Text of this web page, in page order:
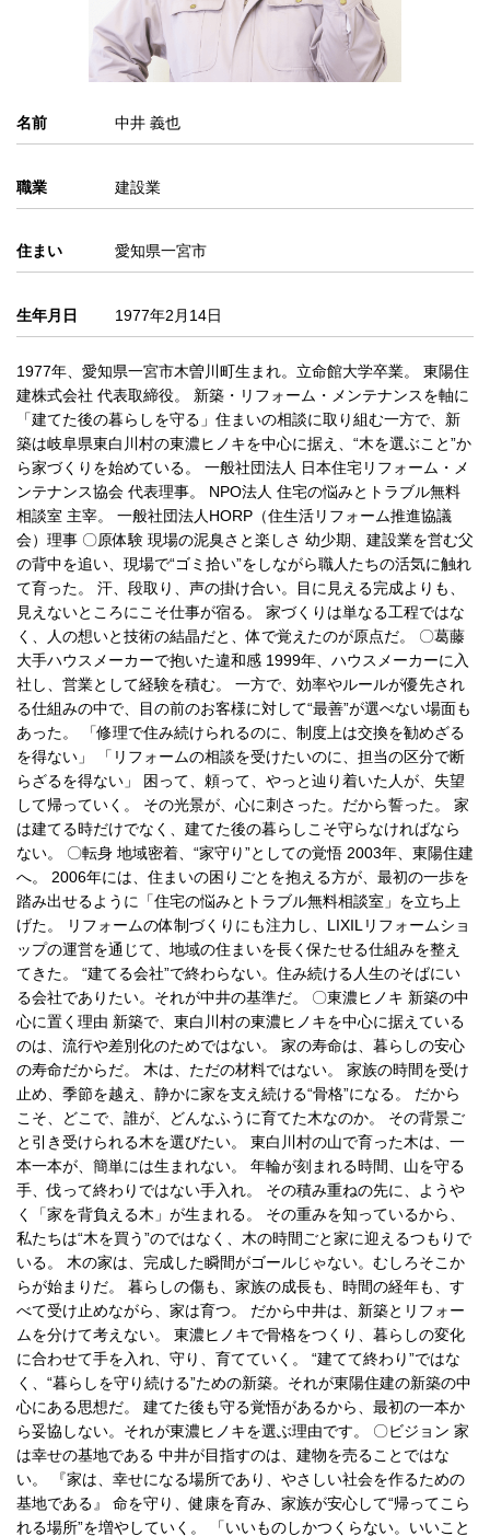
名前 中井 義也
職業 建設業
住まい 愛知県一宮市
生年月日 1977年2月14日
1977年、愛知県一宮市木曽川町生まれ。立命館大学卒業。 東陽住
建株式会社 代表取締役。 新築・リフォーム・メンテナンスを軸に
「建てた後の暮らしを守る」住まいの相談に取り組む一方で、新
築は岐阜県東白川村の東濃ヒノキを中心に据え、“木を選ぶこと”か
ら家づくりを始めている。 一般社団法人 日本住宅リフォーム・メ
ンテナンス協会 代表理事。 NPO法人 住宅の悩みとトラブル無料
相談室 主宰。 一般社団法人HORP（住生活リフォーム推進協議
会）理事 〇原体験 現場の泥臭さと楽しさ 幼少期、建設業を営む父
の背中を追い、現場で“ゴミ拾い”をしながら職人たちの活気に触れ
て育った。 汗、段取り、声の掛け合い。目に見える完成よりも、
見えないところにこそ仕事が宿る。 家づくりは単なる工程ではな
く、人の想いと技術の結晶だと、体で覚えたのが原点だ。 〇葛藤
大手ハウスメーカーで抱いた違和感 1999年、ハウスメーカーに入
社し、営業として経験を積む。 一方で、効率やルールが優先され
る仕組みの中で、目の前のお客様に対して“最善”が選べない場面も
あった。 「修理で住み続けられるのに、制度上は交換を勧めざる
を得ない」 「リフォームの相談を受けたいのに、担当の区分で断
らざるを得ない」 困って、頼って、やっと辿り着いた人が、失望
して帰っていく。 その光景が、心に刺さった。だから誓った。 家
は建てる時だけでなく、建てた後の暮らしこそ守らなければなら
ない。 〇転身 地域密着、“家守り”としての覚悟 2003年、東陽住建
へ。 2006年には、住まいの困りごとを抱える方が、最初の一歩を
踏み出せるように「住宅の悩みとトラブル無料相談室」を立ち上
げた。 リフォームの体制づくりにも注力し、LIXILリフォームショ
ップの運営を通じて、地域の住まいを長く保たせる仕組みを整え
てきた。 “建てる会社”で終わらない。住み続ける人生のそばにい
る会社でありたい。それが中井の基準だ。 〇東濃ヒノキ 新築の中
心に置く理由 新築で、東白川村の東濃ヒノキを中心に据えている
のは、流行や差別化のためではない。 家の寿命は、暮らしの安心
の寿命だからだ。 木は、ただの材料ではない。 家族の時間を受け
止め、季節を越え、静かに家を支え続ける“骨格”になる。 だから
こそ、どこで、誰が、どんなふうに育てた木なのか。 その背景ご
と引き受けられる木を選びたい。 東白川村の山で育った木は、一
本一本が、簡単には生まれない。 年輪が刻まれる時間、山を守る
手、伐って終わりではない手入れ。 その積み重ねの先に、ようや
く「家を背負える木」が生まれる。 その重みを知っているから、
私たちは“木を買う”のではなく、木の時間ごと家に迎えるつもりで
いる。 木の家は、完成した瞬間がゴールじゃない。むしろそこか
らが始まりだ。 暮らしの傷も、家族の成長も、時間の経年も、す
べて受け止めながら、家は育つ。 だから中井は、新築とリフォー
ムを分けて考えない。 東濃ヒノキで骨格をつくり、暮らしの変化
に合わせて手を入れ、守り、育てていく。 “建てて終わり”ではな
く、“暮らしを守り続ける”ための新築。それが東陽住建の新築の中
心にある思想だ。 建てた後も守る覚悟があるから、最初の一本か
ら妥協しない。それが東濃ヒノキを選ぶ理由です。 〇ビジョン 家
は幸せの基地である 中井が目指すのは、建物を売ることではな
い。 『家は、幸せになる場所であり、やさしい社会を作るための
基地である』 命を守り、健康を育み、家族が安心して“帰ってこら
れる場所”を増やしていく。 「いいものしかつくらない。いいこと